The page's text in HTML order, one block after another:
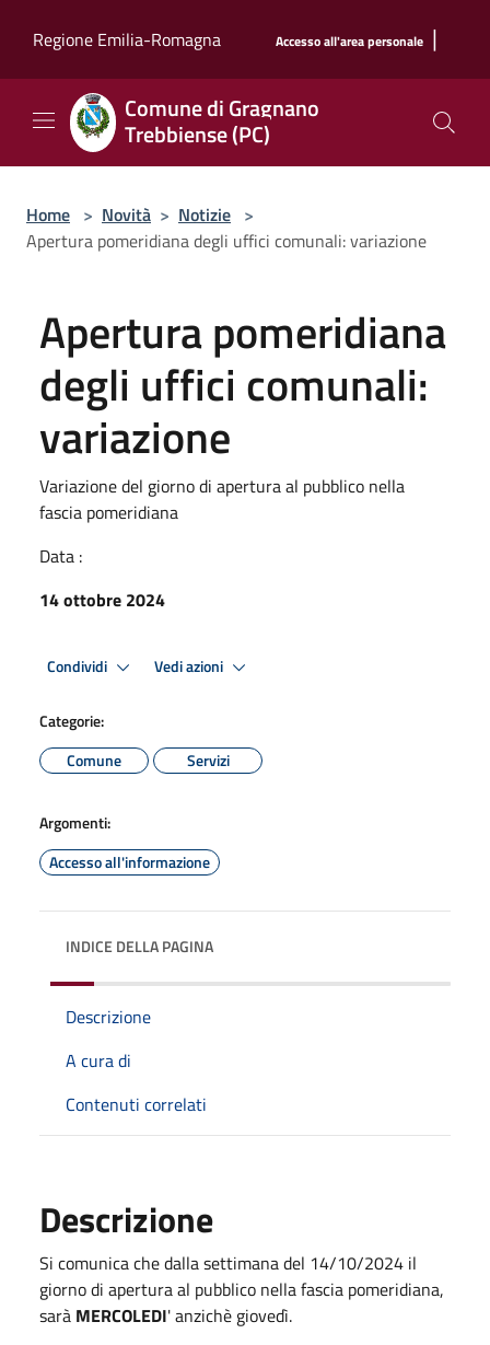
Regione Emilia-Romagna
Accesso all'area personale |
Comune di Gragnano
Trebbiense (PC)
Home > Novità > Notizie >
Apertura pomeridiana degli uffici comunali: variazione
Apertura pomeridiana
degli uffici comunali:
variazione
Variazione del giorno di apertura al pubblico nella
fascia pomeridiana
Data :
14 ottobre 2024
Condividi Vedi azioni
Categorie:
Comune
Servizi
Argomenti:
Accesso all'informazione
INDICE DELLA PAGINA
Descrizione
A cura di
Contenuti correlati
Descrizione
Si comunica che dalla settimana del 14/10/2024 il
giorno di apertura al pubblico nella fascia pomeridiana,
sarà MERCOLEDI' anzichè giovedì.